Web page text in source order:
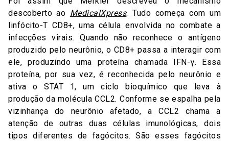
descoberto ao MedicalXpress. Tudo começa com um
linfócito-T CD8+, uma célula envolvida no combate a
infecções virais. Quando não reconhece o antígeno
produzido pelo neurônio, o CD8+ passa a interagir com
ele, produzindo uma proteína chamada IFN-γ. Essa
proteína, por sua vez, é reconhecida pelo neurônio e
ativa o STAT 1, um ciclo bioquímico que leva à
produção da molécula CCL2. Conforme se espalha pela
vizinhança do neurônio afetado, a CCL2 chama a
atenção de outras duas células imunológicas, dois
tipos diferentes de fagócitos. São esses fagócitos